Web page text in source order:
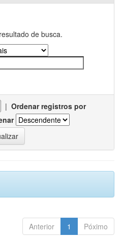
de busca.
| Ordenar registros por
Anterior 1 Póximo